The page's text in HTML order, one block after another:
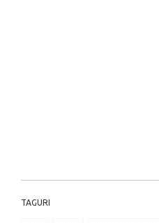
TAGURI